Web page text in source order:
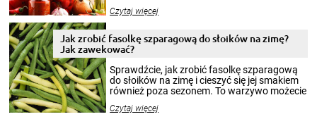
krajobrazów, by cieszyć nimi oko w sezonie
pełni poczuć atmosferę cieplejszych
miesięcy. Przygotowanie słoików ze
patenty, które pozwolą zachować świeżość
przetworów.
Czytaj więcej
Jak zrobić fasolkę szparagową do słoików na zimę?
Jak zawekować?
Sprawdźcie, jak zrobić fasolkę szparagową
do słoików na zimę i cieszyć się jej smakiem
również poza sezonem. To warzywo możecie
nasze propozycje!
Czytaj więcej